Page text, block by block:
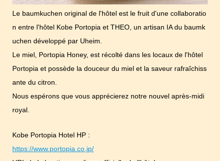
Le baumkuchen original de l'hôtel est le fruit d'une collaboratio
n entre l'hôtel Kobe Portopia et THEO, un artisan IA du baumk
uchen développé par Uheim.
Le miel, Portopia Honey, est récolté dans les locaux de l'hôtel
Portopia et possède la douceur du miel et la saveur rafraîchiss
ante du citron.
Nous espérons que vous apprécierez notre nouvel après-midi
royal.
Kobe Portopia Hotel HP :
https://www.portopia.co.jp/